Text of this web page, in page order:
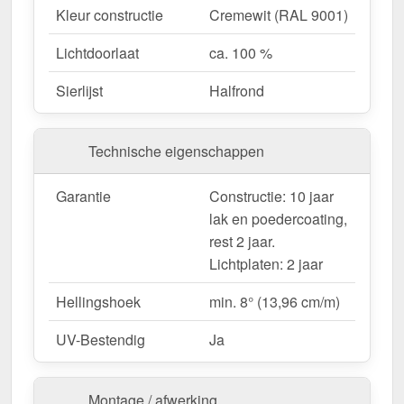
lange termijn.
Ideaal voor de volgende toepassingen:
Terrassen & zithoeken– Bescherming tegen
zon en regen voor gezellige buitenruimtes.
Gastronomie & Hotels– Hoogwaardige
dakbedekking voor buiten & klantencomfort.
Carports & parkeerplaatsen– Betrouwbare
bescherming voor voertuigen & fietsen.
Tuinhuisjes & pergola's– Pavillons und
Nieuwe gebouwen & renovaties– Flexibele
oplossing voor nieuwe en bestaande gebouwen.
Productie op maat & efficiënte montage
De terrasoverkapping is verkrijgbaar in
Kleur constructie
Cremewit (RAL 9001)
Lichtdoorlaat
ca. 100 %
Sierlijst
Halfrond
Technische eigenschappen
Garantie
Constructie: 10 jaar
lak en poedercoating,
rest 2 jaar.
Lichtplaten: 2 jaar
Hellingshoek
min. 8° (13,96 cm/m)
UV-Bestendig
Ja
Montage / afwerking